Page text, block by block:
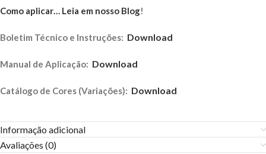
Como aplicar… Leia em nosso Blog!
Boletim Técnico e Instruções: Download
Manual de Aplicação: Download
Catálogo de Cores (Variações): Download
Informação adicional
Avaliações (0)